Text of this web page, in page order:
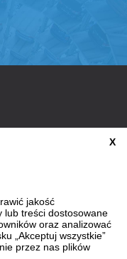
X
jakość
lub treści dostosowane
oraz analizować
„Akceptuj wszystkie”
przez nas plików